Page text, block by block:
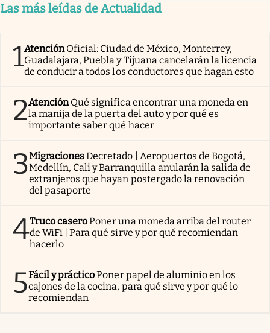
Las más leídas de Actualidad
1AtenciónOficial: Ciudad de México, Monterrey,
Guadalajara, Puebla y Tijuana cancelarán la licencia
de conducir a todos los conductores que hagan esto
2AtenciónQué significa encontrar una moneda en
la manija de la puerta del auto y por qué es
importante saber qué hacer
3MigracionesDecretado | Aeropuertos de Bogotá,
Medellín, Cali y Barranquilla anularán la salida de
extranjeros que hayan postergado la renovación
del pasaporte
4Truco caseroPoner una moneda arriba del router
de WiFi | Para qué sirve y por qué recomiendan
hacerlo
5Fácil y prácticoPoner papel de aluminio en los
cajones de la cocina, para qué sirve y por qué lo
recomiendan